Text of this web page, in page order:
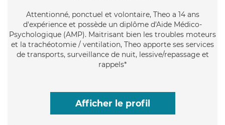
Attentionné, ponctuel et volontaire, Theo a 14 ans
d'expérience et possède un diplôme d'Aide Médico-
Psychologique (AMP). Maitrisant bien les troubles moteurs
et la trachéotomie / ventilation, Theo apporte ses services
de transports, surveillance de nuit, lessive/repassage et
rappels*
Afficher le profil